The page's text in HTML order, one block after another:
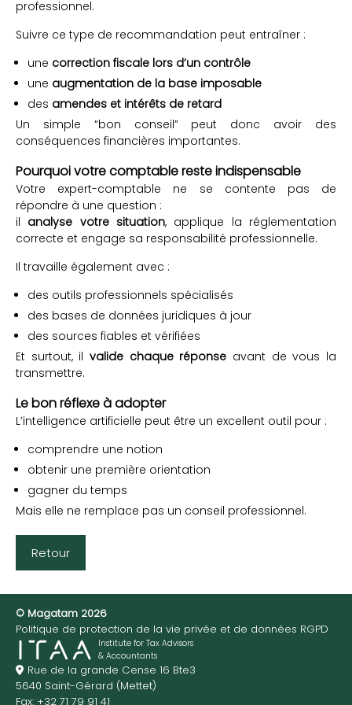
professionnel.
Suivre ce type de recommandation peut entraîner :
une correction fiscale lors d’un contrôle
une augmentation de la base imposable
des amendes et intérêts de retard
Un simple “bon conseil” peut donc avoir des
conséquences financières importantes.
Pourquoi votre comptable reste indispensable
Votre expert-comptable ne se contente pas de
répondre à une question :
il analyse votre situation, applique la réglementation
correcte et engage sa responsabilité professionnelle.
Il travaille également avec :
des outils professionnels spécialisés
des bases de données juridiques à jour
des sources fiables et vérifiées
Et surtout, il valide chaque réponse avant de vous la
transmettre.
Le bon réflexe à adopter
L’intelligence artificielle peut être un excellent outil pour :
comprendre une notion
obtenir une première orientation
gagner du temps
Mais elle ne remplace pas un conseil professionnel.
Retour
© Magatam 2026
Politique de protection de la vie privée et de données RGPD
Institute for Tax Advisors
& Accountants
Rue de la grande Cense 16 Bte3
5640 Saint-Gérard (Mettet)
Fax: +32 71 79 91 41